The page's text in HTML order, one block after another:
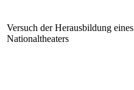
Versuch der Herausbildung eines
Nationaltheaters